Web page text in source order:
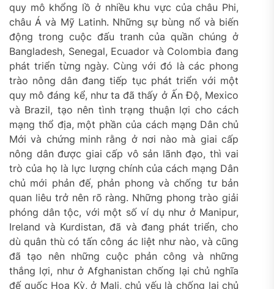
quy mô khổng lồ ở nhiều khu vực của châu Phi,
châu Á và Mỹ Latinh. Những sự bùng nổ và biến
động trong cuộc đấu tranh của quần chúng ở
Bangladesh, Senegal, Ecuador và Colombia đang
phát triển từng ngày. Cùng với đó là các phong
trào nông dân đang tiếp tục phát triển với một
quy mô đáng kể, như ta đã thấy ở Ấn Độ, Mexico
và Brazil, tạo nên tình trạng thuận lợi cho cách
mạng thổ địa, một phần của cách mạng Dân chủ
Mới và chứng minh rằng ở nơi nào mà giai cấp
nông dân được giai cấp vô sản lãnh đạo, thì vai
trò của họ là lực lượng chính của cách mạng Dân
chủ mới phản đế, phản phong và chống tư bản
quan liêu trở nên rõ ràng. Những phong trào giải
phóng dân tộc, với một số ví dụ như ở Manipur,
Ireland và Kurdistan, đã và đang phát triển, cho
dù quân thù có tấn công ác liệt như nào, và cũng
đã tạo nên những cuộc phản công và những
thắng lợi, như ở Afghanistan chống lại chủ nghĩa
đế quốc Hoa Kỳ, ở Mali, chủ yếu là chống lại chủ